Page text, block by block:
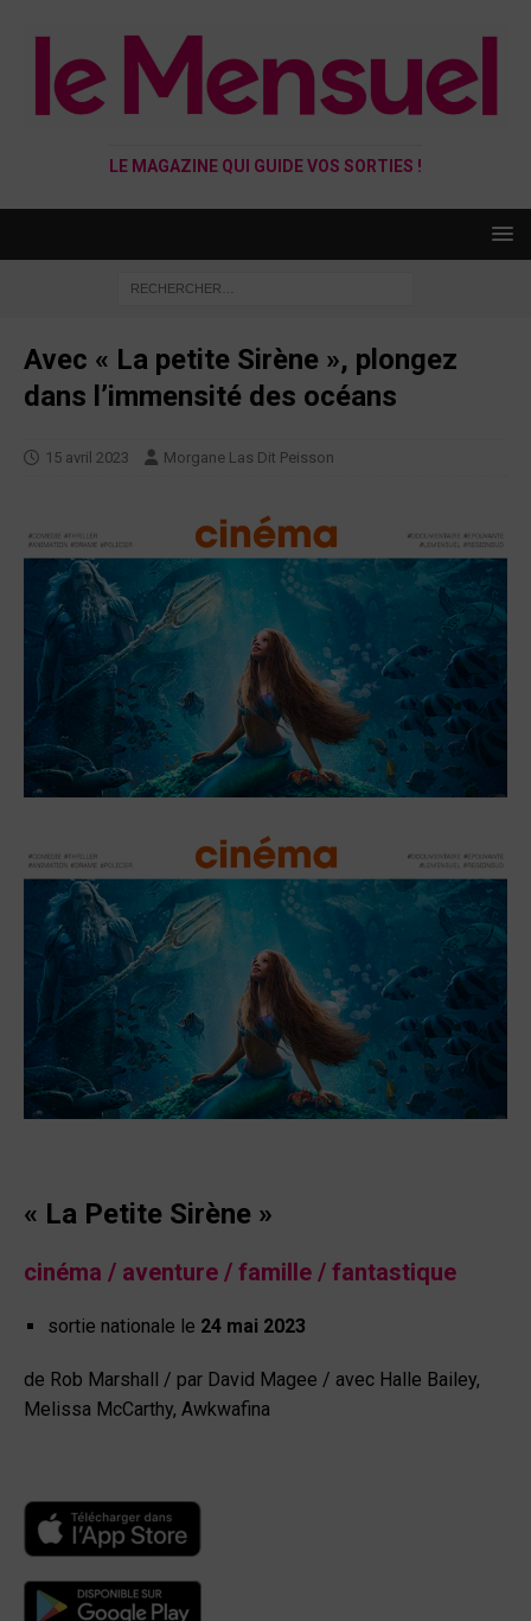
LE MAGAZINE QUI GUIDE VOS SORTIES !
Avec « La petite Sirène », plongez
dans l’immensité des océans
15 avril 2023 Morgane Las Dit Peisson
« La Petite Sirène »
cinéma / aventure / famille / fantastique
sortie nationale le 24 mai 2023
de Rob Marshall / par David Magee / avec Halle Bailey,
Melissa McCarthy, Awkwafina